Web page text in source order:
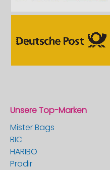
Unsere Top-Marken
Mister Bags
BIC
HARIBO
Prodir